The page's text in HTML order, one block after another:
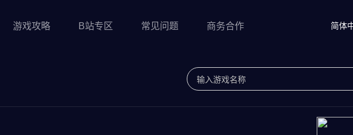
游戏攻略 B站专区 常见问题 商务合作 简体